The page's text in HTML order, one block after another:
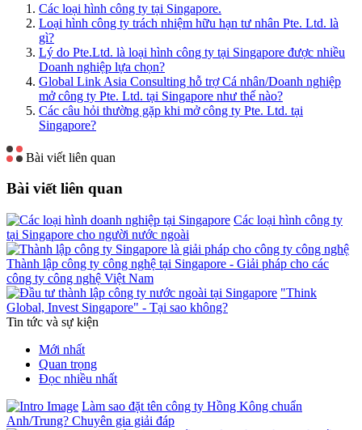
Các loại hình công ty tại Singapore.
Loại hình công ty trách nhiệm hữu hạn tư nhân Pte. Ltd. là
gì?
Lý do Pte.Ltd. là loại hình công ty tại Singapore được nhiều
Doanh nghiệp lựa chọn?
Global Link Asia Consulting hỗ trợ Cá nhân/Doanh nghiệp
mở công ty Pte. Ltd. tại Singapore như thế nào?
Các câu hỏi thường gặp khi mở công ty Pte. Ltd. tại
Singapore?
Bài viết liên quan
Bài viết liên quan
Các loại hình công ty
tại Singapore cho người nước ngoài
Thành lập công ty công nghệ tại Singapore - Giải pháp cho các
công ty công nghệ Việt Nam
"Think
Global, Invest Singapore" - Tại sao không?
Tin tức và sự kiện
Mới nhất
Quan trọng
Đọc nhiều nhất
Làm sao đặt tên công ty Hồng Kông chuẩn
Anh/Trung? Chuyên gia giải đáp